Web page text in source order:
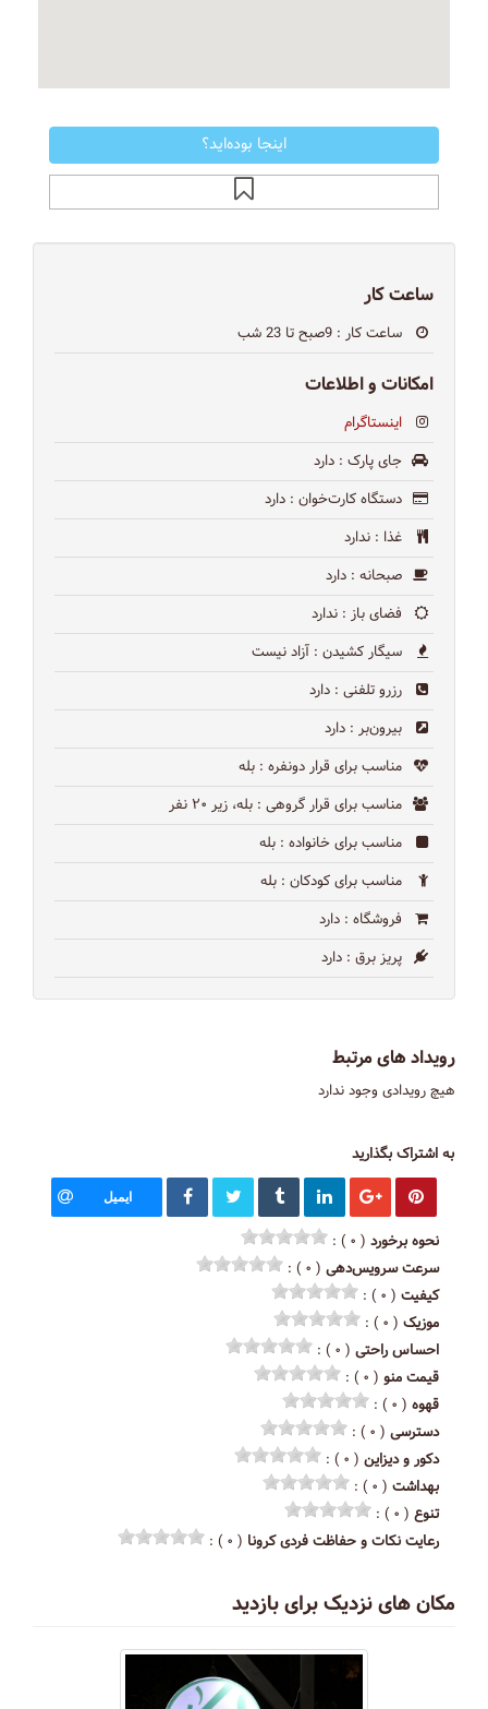
اینجا بوده‌اید؟
ساعت کار
ساعت کار : 9صبح تا 23 شب
امکانات و اطلاعات
اینستاگرام
جای پارک : دارد
دستگاه کارت‌خوان : دارد
غذا : ندارد
صبحانه : دارد
فضای باز : ندارد
سیگار کشیدن : آزاد نیست
رزرو تلفنی : دارد
بیرون‌بر : دارد
مناسب برای قرار دونفره : بله
مناسب برای قرار گروهی : بله، زیر ۲۰ نفر
مناسب برای خانواده : بله
مناسب برای کودکان : بله
فروشگاه : دارد
پریز برق : دارد
رویداد های مرتبط
هیچ رویدادی وجود ندارد
به اشتراک بگذارید
ایمیل
نحوه برخورد ( ۰ ) :
سرعت سرویس‌دهی ( ۰ ) :
کیفیت ( ۰ ) :
موزیک ( ۰ ) :
احساس راحتی ( ۰ ) :
قیمت منو ( ۰ ) :
قهوه ( ۰ ) :
دسترسی ( ۰ ) :
دکور و دیزاین ( ۰ ) :
بهداشت ( ۰ ) :
تنوع ( ۰ ) :
رعایت نکات و حفاظت فردی کرونا ( ۰ ) :
مکان های نزدیک برای بازدید